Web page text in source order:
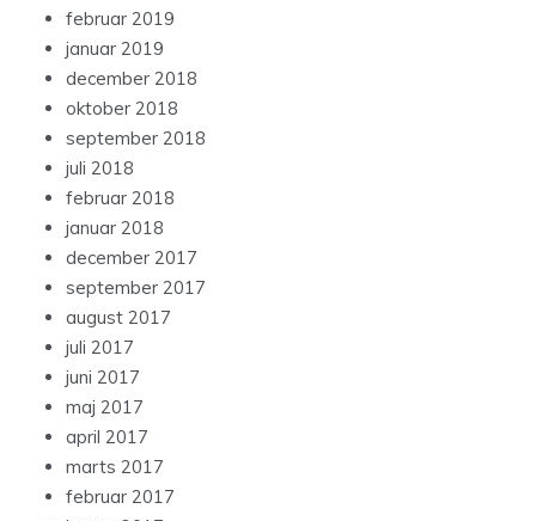
februar 2019
januar 2019
december 2018
oktober 2018
september 2018
juli 2018
februar 2018
januar 2018
december 2017
september 2017
august 2017
juli 2017
juni 2017
maj 2017
april 2017
marts 2017
februar 2017